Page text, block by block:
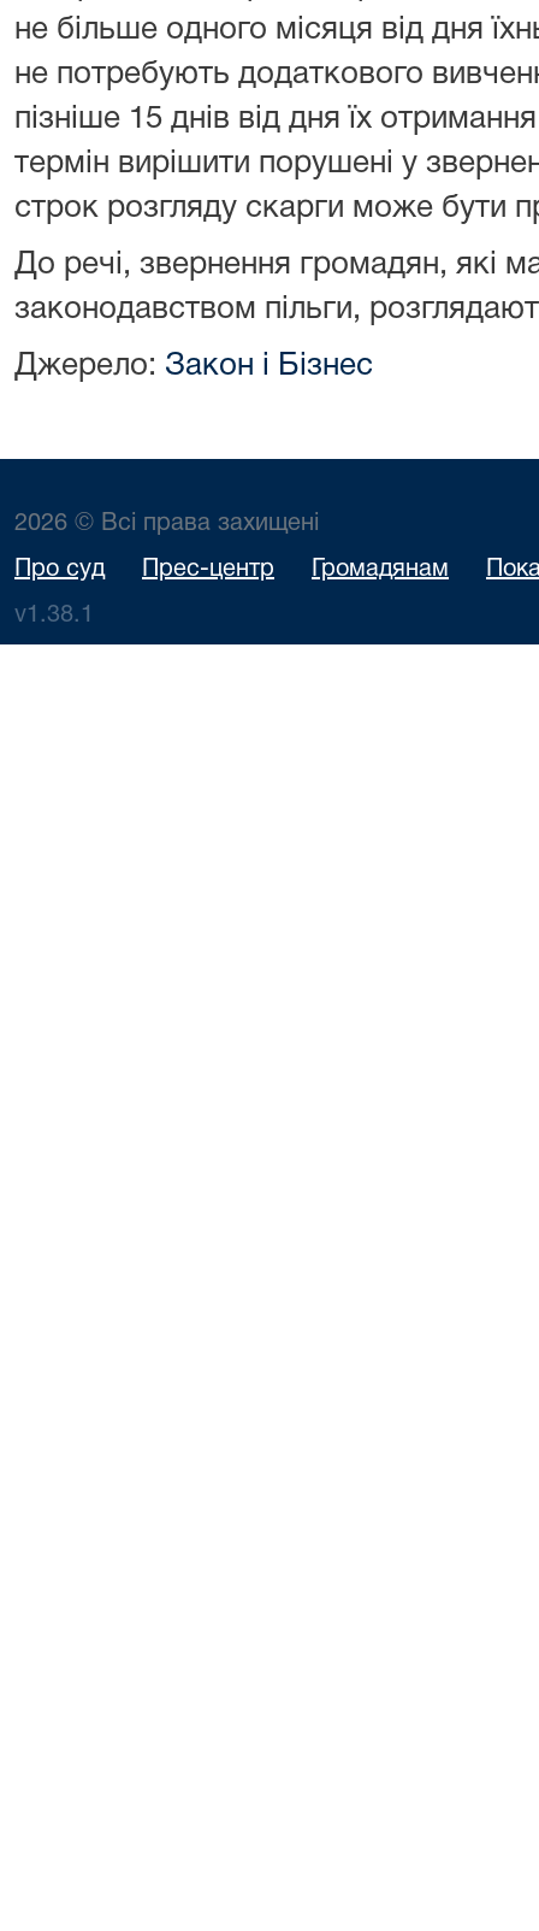
не більше одного місяця від дня
не потребують додаткового
пізніше 15 днів від дня їх
термін вирішити порушені у
строк розгляду скарги може бути
До речі, звернення громадян, які
законодавством пільги,
Джерело: Закон і Бізнес
2026 © Всі права захищені
Про суд Прес-центр Громадянам
v1.38.1